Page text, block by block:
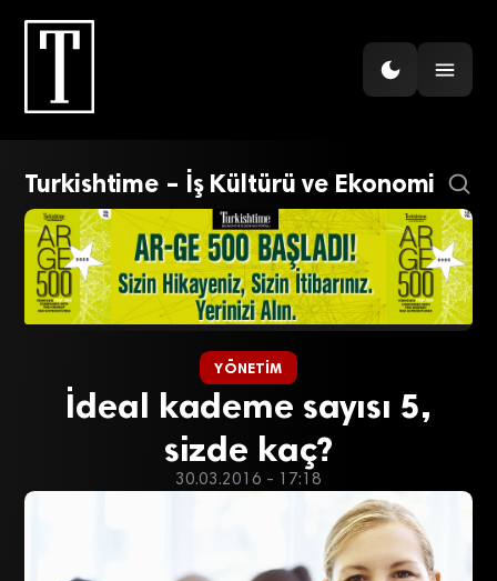
Turkishtime – İş Kültürü ve Ekonomi
YÖNETIM
İdeal kademe sayısı 5,
sizde kaç?
30.03.2016 - 17:18